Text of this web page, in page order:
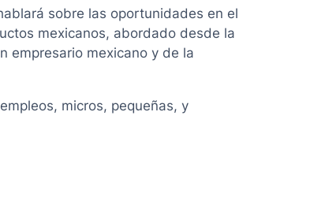
sobre las oportunidades en el
mexicanos, abordado desde la
empresario mexicano y de la
micros, pequeñas, y